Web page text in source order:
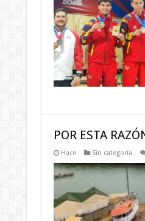
POR ESTA
Hace Sin categoría